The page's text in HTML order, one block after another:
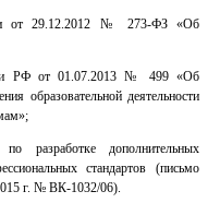
от 29.12.2012 № 273-ФЗ «Об
РФ от 01.07.2013 № 499 «Об
образовательной деятельности
разработке дополнительных
стандартов (письмо
г. № ВК-1032/06).